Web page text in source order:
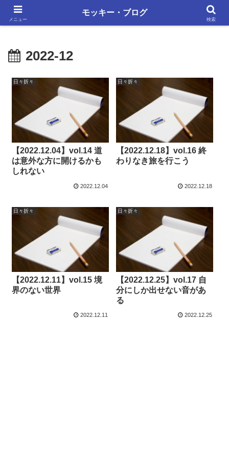
単調な日々にも、いろいろあります
2022-12
日々折々
【2022.12.04】vol.14 道
は意外な方に開けるかも
しれない
2022.12.04
日々折々
【2022.12.18】vol.16 終
わりなき旅を行こう
2022.12.18
日々折々
【2022.12.11】vol.15 境
界のない世界
2022.12.11
日々折々
【2022.12.25】vol.17 自
分にしか出せない音があ
る
2022.12.25
メニュー
モッキー・ブログ
検索